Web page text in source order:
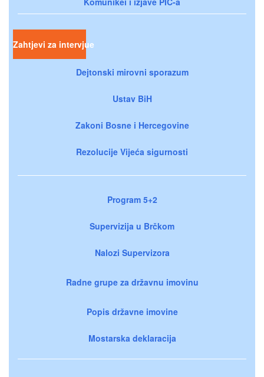
Zahtjevi za intervjue
Dejtonski mirovni sporazum
Ustav BiH
Zakoni Bosne i Hercegovine
Rezolucije Vijeća sigurnosti
Program 5+2
Supervizija u Brčkom
Nalozi Supervizora
Radne grupe za državnu imovinu
Popis državne imovine
Mostarska deklaracija